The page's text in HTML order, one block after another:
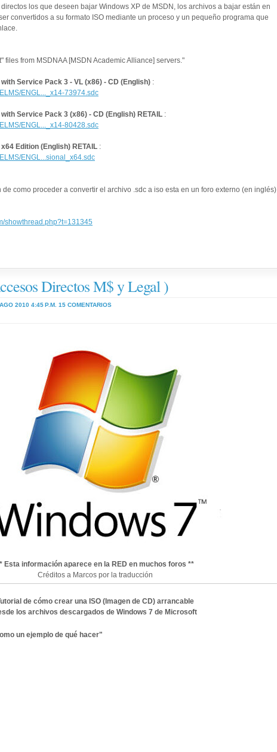
los que deseen bajar Windows XP de MSDN, los archivos a bajar están en
convertidos a su formato ISO mediante un proceso y un pequeño programa que
files from MSDNAA [MSDN Academic Alliance] servers."
Service Pack 3 - VL (x86) - CD (English) :
ENGL..._x14-73974.sdc
Service Pack 3 (x86) - CD (English) RETAIL :
ENGL..._x14-80428.sdc
Edition (English) RETAIL :
ENGL...sional_x64.sdc
de como proceder a convertir el archivo .sdc a iso esta en un foro externo (en inglés)
showthread.php?t=131345
Directos M$ y Legal )
2010 4:45 P.M. 15 COMENTARIOS
Esta información aparece en la RED en muchos foros **
Créditos a Marcos por la traducción
de cómo crear una ISO (Imagen de CD) arrancable
los archivos descargados de Windows 7 de Microsoft
un ejemplo de qué hacer"